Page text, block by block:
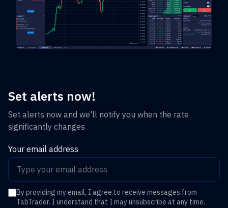
Set alerts now!
Set alerts now and we'll notify you when the rate
significantly changes
Your email address
By providing my email, I agree to receive messages from
TabTrader. I understand that I may unsubscribe at any time.